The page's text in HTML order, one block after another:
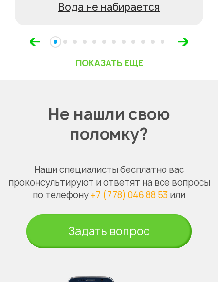
Вода не набирается
ПОКАЗАТЬ ЕЩЕ
Не нашли свою
поломку?
Наши специалисты бесплатно вас
проконсультируют и ответят на все вопросы
по телефону +7 (778) 046 88 53 или
Задать вопрос